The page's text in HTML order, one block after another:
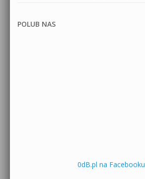
POLUB NAS
0dB.pl na Facebooku